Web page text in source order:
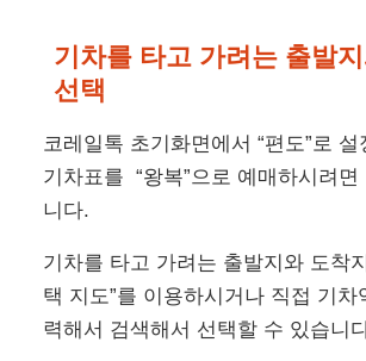
기차를 타고 가려는 출발지
선택
코레일톡 초기화면에서 “편도”로 설
기차표를 “왕복”으로 예매하시려
니다.
기차를 타고 가려는 출발지와 도착
택 지도”를 이용하시거나 직접 기차
력해서 검색해서 선택할 수 있습니